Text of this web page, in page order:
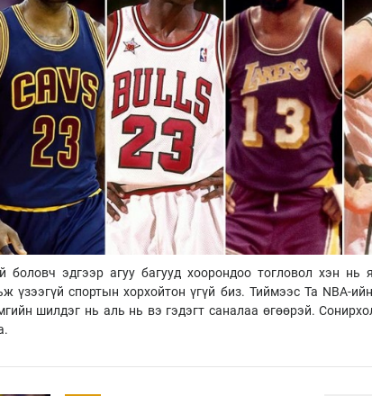
боловч эдгээр агуу багууд хоорондоо тогловол хэн нь
үзээгүй спортын хорхойтон үгүй биз. Тиймээс Та NBA-
шилдэг нь аль нь вэ гэдэгт саналаа өгөөрэй.